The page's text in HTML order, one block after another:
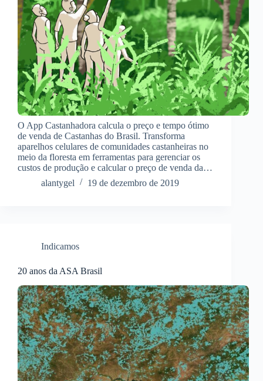
O App Castanhadora calcula o preço e tempo ótimo
de venda de Castanhas do Brasil. Transforma
aparelhos celulares de comunidades castanheiras no
meio da floresta em ferramentas para gerenciar os
custos de produção e calcular o preço de venda da…
alantygel
19 de dezembro de 2019
Indicamos
20 anos da ASA Brasil